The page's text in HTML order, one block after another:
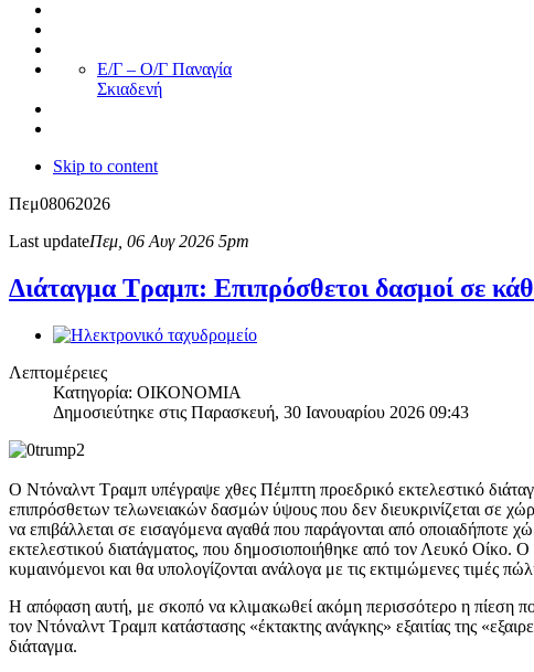
Ε/Γ – Ο/Γ Παναγία
Σκιαδενή
Skip to content
Πεμ08062026
Last updateΠεμ, 06 Αυγ 2026 5pm
Διάταγμα Τραμπ: Eπιπρόσθετοι δασμοί σε
Λεπτομέρειες
Κατηγορία: ΟΙΚΟΝΟΜΙΑ
Δημοσιεύτηκε στις Παρασκευή, 30 Ιανουαρίου 2026 09:43
Ο Ντόναλντ Τραμπ υπέγραψε χθες Πέμπτη προεδρικό εκτελεστικό
επιπρόσθετων τελωνειακών δασμών ύψους που δεν διευκρινίζεται σε
να επιβάλλεται σε εισαγόμενα αγαθά που παράγονται από οποιαδήποτε
εκτελεστικού διατάγματος, που δημοσιοποιήθηκε από τον Λευκό Οίκο. Ο
κυμαινόμενοι και θα υπολογίζονται ανάλογα με τις εκτιμώμενες τιμές
Η απόφαση αυτή, με σκοπό να κλιμακωθεί ακόμη περισσότερο η πίεση
τον Ντόναλντ Τραμπ κατάστασης «έκτακτης ανάγκης» εξαιτίας της
διάταγμα.